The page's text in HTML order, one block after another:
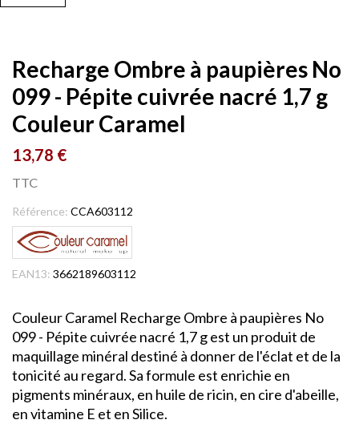
Recharge Ombre à paupières No
099 - Pépite cuivrée nacré 1,7 g
Couleur Caramel
13,78 €
TTC
Référence: CCA603112
EAN13: 3662189603112
Couleur Caramel Recharge Ombre à paupières No
099 - Pépite cuivrée nacré 1,7 g est un produit de
maquillage minéral destiné à donner de l'éclat et de la
tonicité au regard. Sa formule est enrichie en
pigments minéraux, en huile de ricin, en cire d'abeille,
en vitamine E et en Silice.